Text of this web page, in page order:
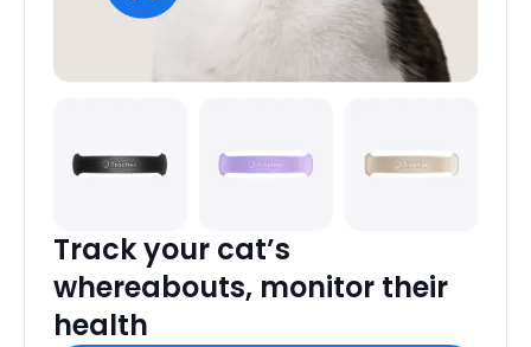
Track your cat’s
whereabouts, monitor their
health